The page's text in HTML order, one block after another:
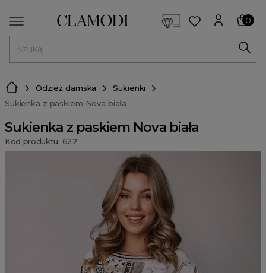
0
Odzież damska
Sukienki
Sukienka z paskiem Nova biała
Sukienka z paskiem Nova biała
Kod produktu: 622